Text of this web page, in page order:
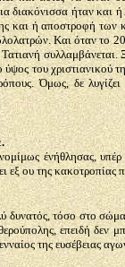
διακόνισσα ήταν και
και ή αποστροφή
Και όταν το
συλλαμβάνεται.
ύψος του
Όμως, δε
ένήθλησας,
εξ ου της κακοτροπίας
δυνατός, τόσο στο
επειδή δεν
της ευσέβειας